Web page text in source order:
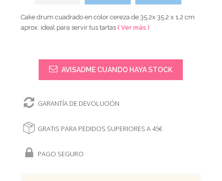
Cake drum cuadrado en color cereza de 35,2x 35,2 x 1,2 cm
aprox. ideal para servir tus tartas( Ver más )
AVISADME CUANDO HAYA STOCK
GARANTÍA DE DEVOLUCIÓN
GRATIS PARA PEDIDOS SUPERIORES A 45€
PAGO SEGURO